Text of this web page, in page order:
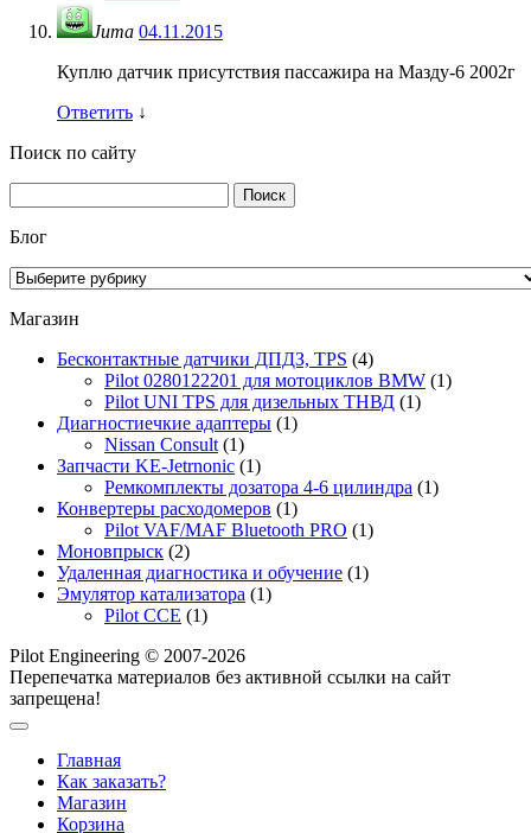
Juma 04.11.2015
Куплю датчик присутствия пассажира на Мазду-6 2002г
Ответить ↓
Поиск по сайту
Блог
Блог
Магазин
Бесконтактные датчики ДПДЗ, TPS (4)
Pilot 0280122201 для мотоциклов BMW (1)
Pilot UNI TPS для дизельных ТНВД (1)
Диагностиечкие адаптеры (1)
Nissan Consult (1)
Запчасти KE-Jetrnonic (1)
Ремкомплекты дозатора 4-6 цилиндра (1)
Конвертеры расходомеров (1)
Pilot VAF/MAF Bluetooth PRO (1)
Моновпрыск (2)
Удаленная диагностика и обучение (1)
Эмулятор катализатора (1)
Pilot CCE (1)
Pilot Engineering © 2007-2026
Перепечатка материалов без активной ссылки на сайт
запрещена!
Главная
Как заказать?
Магазин
Корзина